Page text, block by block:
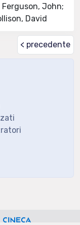
John;
David
< precedente